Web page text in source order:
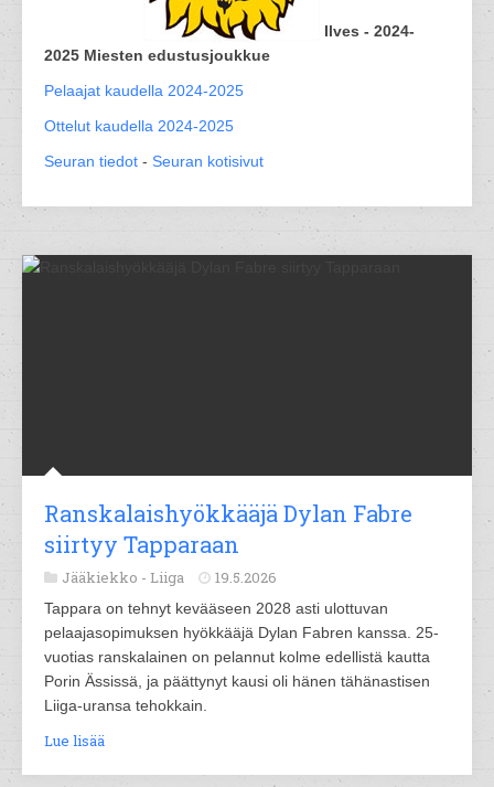
Ilves - 2024-
2025 Miesten edustusjoukkue
Pelaajat kaudella 2024-2025
Ottelut kaudella 2024-2025
Seuran tiedot - Seuran kotisivut
Ranskalaishyökkääjä Dylan Fabre
siirtyy Tapparaan
Jääkiekko - Liiga 19.5.2026
Tappara on tehnyt kevääseen 2028 asti ulottuvan
pelaajasopimuksen hyökkääjä Dylan Fabren kanssa. 25-
vuotias ranskalainen on pelannut kolme edellistä kautta
Porin Ässissä, ja päättynyt kausi oli hänen tähänastisen
Liiga-uransa tehokkain.
Lue lisää